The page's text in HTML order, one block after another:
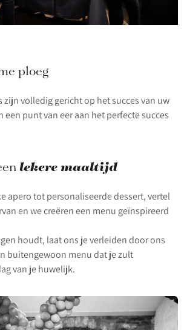
ploeg
zijn volledig gericht op het succes van uw
een punt van eer aan het perfecte succes
lekere maaltijd
apero tot personaliseerde dessert, vertel
en we creëren een menu geïnspireerd
houdt, laat ons je verleiden door ons
buitengewoon menu dat je zult
van je huwelijk.